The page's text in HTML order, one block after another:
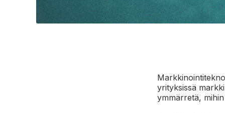
yrityksissä
ymmärretä,